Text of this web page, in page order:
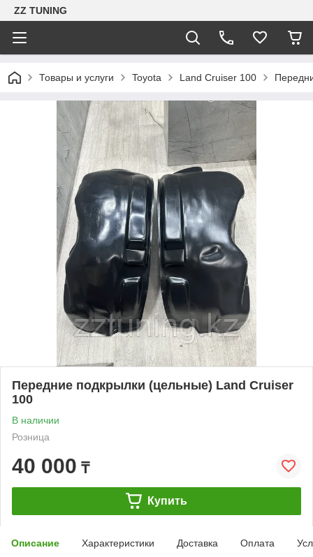
ZZ TUNING
Товары и услуги Toyota Land Cruiser 100
Передние подкрылки (цельные) Land Cruiser
100
В наличии
Розница
40 000 ₸
Купить
Описание Характеристики Доставка Оплата